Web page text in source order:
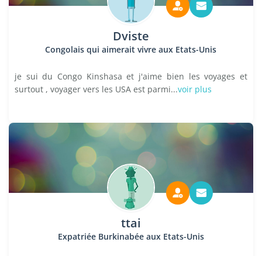
Dviste
Congolais qui aimerait vivre aux Etats-Unis
je sui du Congo Kinshasa et j'aime bien les voyages et
surtout , voyager vers les USA est parmi...voir plus
ttai
Expatriée Burkinabée aux Etats-Unis